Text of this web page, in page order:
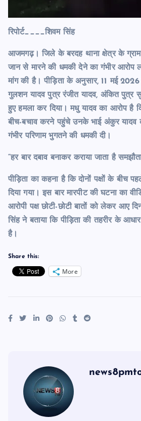
रिपोर्ट____शिवम सिंह
आजमगढ़। जिले के बरदह थाना क्षेत्र के
जान से मारने की धमकी देने का गंभीर आरोप
मांग की है। पीड़िता के अनुसार, 11 मई
गुलशन यादव पुत्र रंजीत यादव, अंकित पुत्र
हुए हमला कर दिया। मधु यादव का आरोप है
बीच-बचाव करने पहुंचे उनके भाई अंकुर यादव
गंभीर परिणाम भुगतने की धमकी दी।
“हर बार दबाव बनाकर कराया जाता है
पीड़िता का कहना है कि दोनों पक्षों के बीच
दिया गया। इस बार मारपीट की घटना का
आरोपी पक्ष छोटी-छोटी बातों को लेकर आए
सिंह ने बताया कि पीड़िता की तहरीर के
है।
Share this:
More